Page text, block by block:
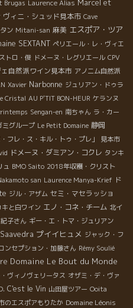
Brugas Laurence Alias Marcel et
ヴィニ・シュッド見本市 Cave
ン Mitani-san 麻美 エスポア・ツア
SEXTANT ペリエール・レ・ヴィエ
トロ・俊 ドメーヌ・レグリエール CPV
自然派ワイン見本市 アノニム自然派
Xavier Narbonne ジュリアン・ドゥラ
Cristal AU P'TIT BON-HEUR ケランヌ
Sengan-en 南ちゃん ラ・カー
ミグループ Le Petit Domaine 静岡
フレ・ス・キル・トゥ・プレ」
見本市
ドメーヌ・ダミアン・コクレ タンキ
ュ BMO Saito 2018年収穫・クリスト
san Laurence Manya-Krief ド
ジル・アザム セミ・マセラッショ
キと白ワイン エノ・コネ・チーム 北イ
紀子さん ギー・エ・トマ・ジュリアン
プイイヒュメ ジャック・フ
ンセプション・加藤さん Rémy Soulié
Domaine Le Bout du Monde
ヴィノヴェリータス オザミ・デ・ヴァ
C'est le Vin 山田屋ツアー Ooita
のエスポアもりたか Domaine Léonis